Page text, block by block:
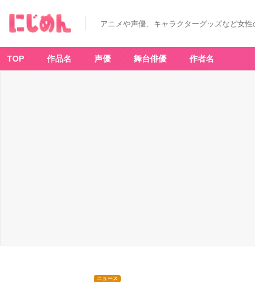
アニメや声優、キャラクターグッズなど女
TOP 作品名 声優 舞台俳優 作者名
ニュース